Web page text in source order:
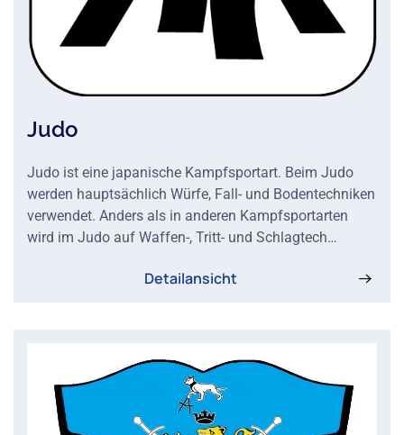
Judo
Judo ist eine japanische Kampfsportart. Beim Judo
werden hauptsächlich Würfe, Fall- und Bodentechniken
verwendet. Anders als in anderen Kampfsportarten
wird im Judo auf Waffen-, Tritt- und Schlagtech…
Detailansicht